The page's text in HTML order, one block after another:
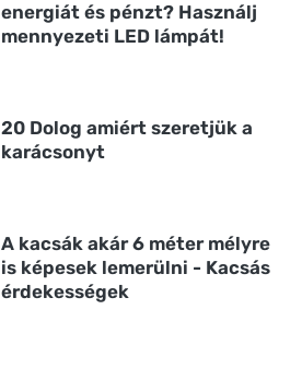
energiát és pénzt? Használj
mennyezeti LED lámpát!
20 Dolog amiért szeretjük a
karácsonyt
A kacsák akár 6 méter mélyre
is képesek lemerülni - Kacsás
érdekességek